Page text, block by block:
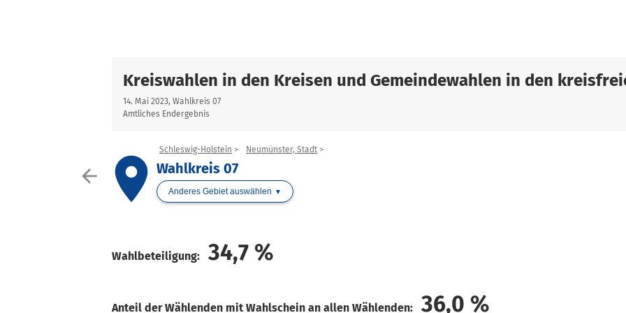
Kreiswahlen in den Kreisen und Gemeindewahlen in den
14. Mai 2023, Wahlkreis 07
Amtliches Endergebnis
arrow_back
place
Schleswig-Holstein Neumünster, Stadt
Wahlkreis 07
Anderes Gebiet auswählen
Wahlbeteiligung: 34,7 %
Anteil der Wählenden mit Wahlschein an allen Wählenden: 36,0 %